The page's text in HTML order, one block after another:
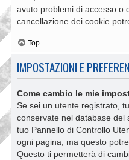
avuto problemi di accesso o
cancellazione dei cookie
Top
IMPOSTAZIONI E
Come cambio le mie
Se sei un utente registrato,
conservate nel database del
tuo Pannello di Controllo
ogni pagina, ma questo
Questo ti permetterà di